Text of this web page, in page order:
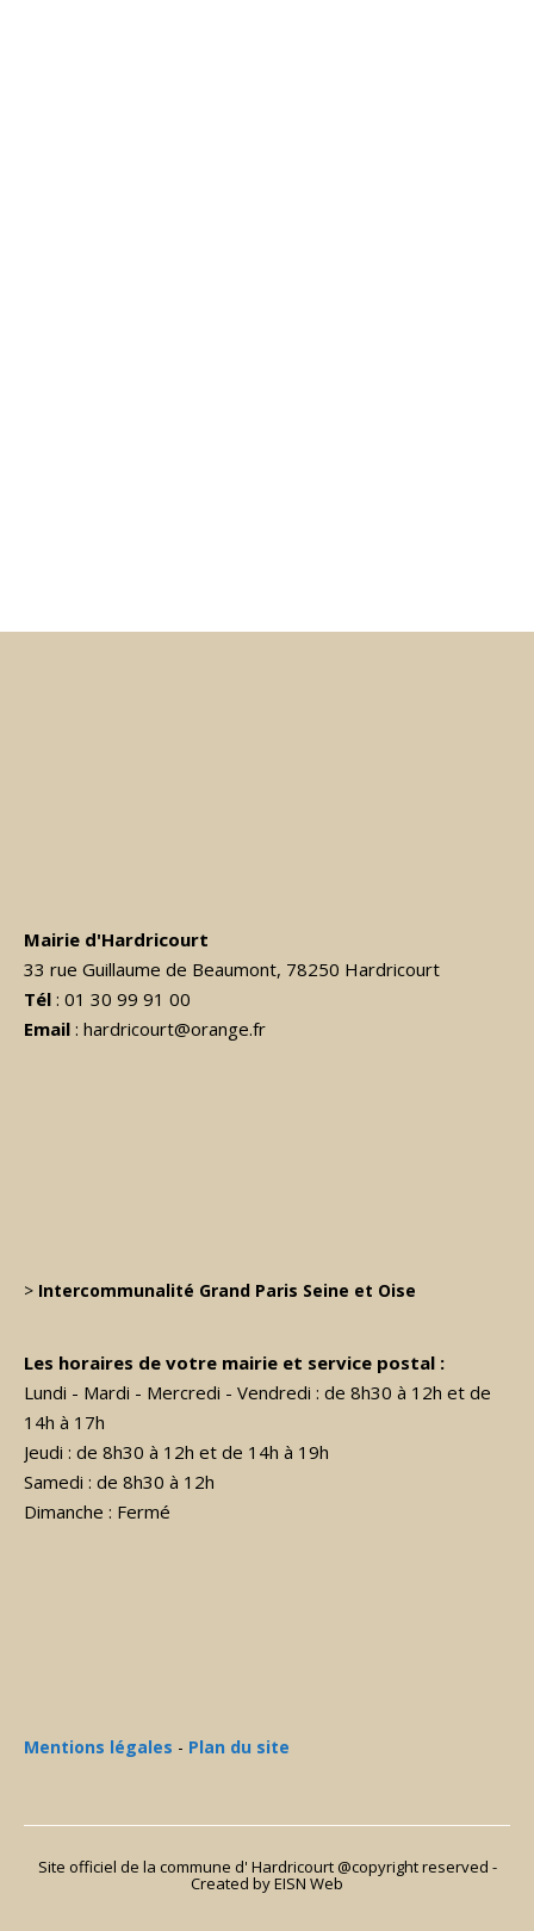
Mairie d'Hardricourt
33 rue Guillaume de Beaumont, 78250 Hardricourt
Tél : 01 30 99 91 00
Email : hardricourt@orange.fr
> Intercommunalité Grand Paris Seine et Oise
Les horaires de votre mairie et service postal :
Lundi - Mardi - Mercredi - Vendredi : de 8h30 à 12h et de
14h à 17h
Jeudi : de 8h30 à 12h et de 14h à 19h
Samedi : de 8h30 à 12h
Dimanche : Fermé
Mentions légales - Plan du site
Site officiel de la commune d' Hardricourt @copyright reserved -
Created by EISN Web